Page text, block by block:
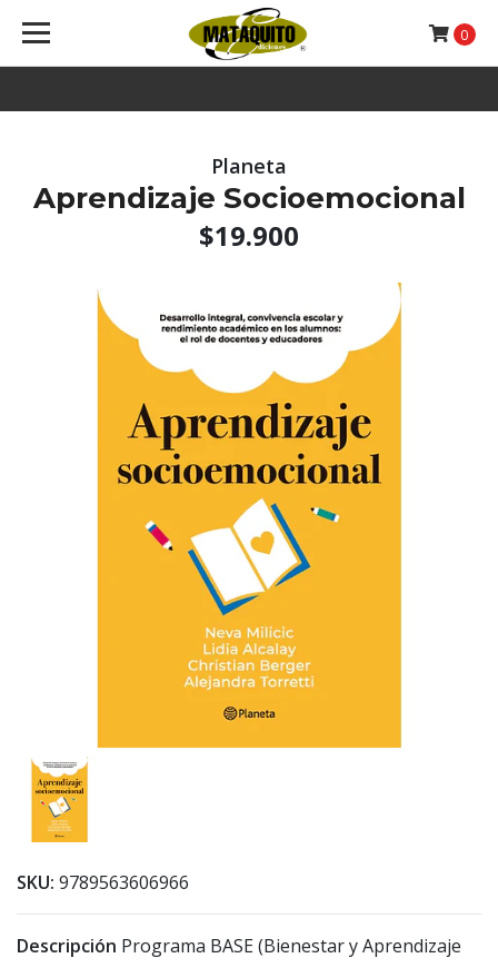
0
Planeta
Aprendizaje Socioemocional
$19.900
SKU: 9789563606966
Descripción Programa BASE (Bienestar y Aprendizaje